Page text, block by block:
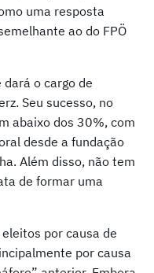
uma resposta
ao do FPÖ
dará o cargo de
Seu sucesso, no
abaixo dos 30%, com
desde a fundação
Além disso, não tem
de formar uma
por causa de
por causa